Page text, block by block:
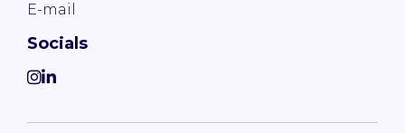
E-mail
Socials